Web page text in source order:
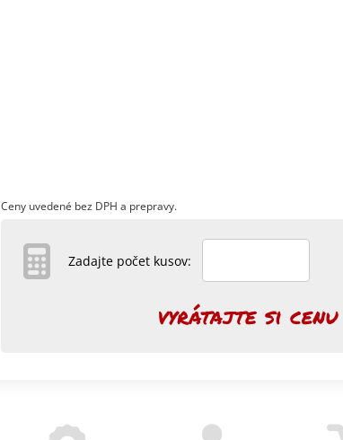
Ceny uvedené bez DPH a prepravy.
Zadajte počet kusov: